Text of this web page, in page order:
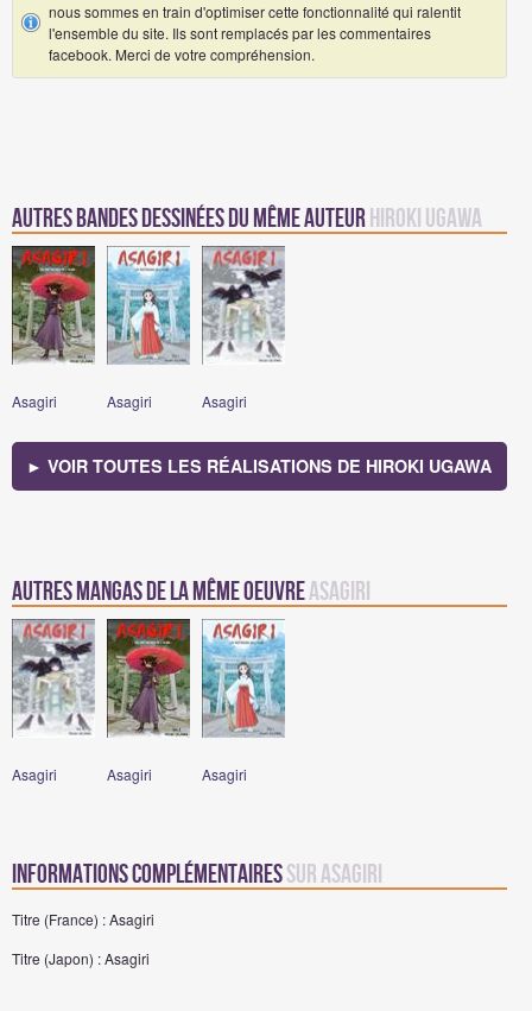
nous sommes en train d'optimiser cette fonctionnalité qui ralentit
l'ensemble du site. Ils sont remplacés par les commentaires
facebook. Merci de votre compréhension.
Autres Bandes Dessinées du même auteur Hiroki Ugawa
Asagiri Asagiri Asagiri
► VOIR TOUTES LES RÉALISATIONS DE HIROKI UGAWA
Autres mangas de la même oeuvreAsagiri
Asagiri Asagiri Asagiri
Informations complémentairessur Asagiri
Titre (France) : Asagiri
Titre (Japon) : Asagiri